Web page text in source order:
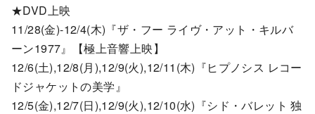
★DVD上映
11/28(金)-12/4(木)『ザ・フー ライヴ・アット・キルバ
ーン1977』【極上音響上映】
12/6(土),12/8(月),12/9(火),12/11(木)『ヒプノシス レコー
ドジャケットの美学』
12/5(金),12/7(日),12/9(火),12/10(水)『シド・バレット 独